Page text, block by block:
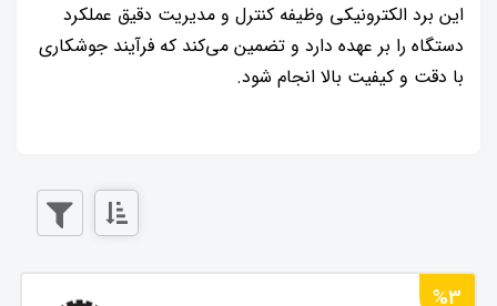
این برد الکترونیکی وظیفه کنترل و مدیریت دقیق عملکرد
دستگاه را بر عهده دارد و تضمین می‌کند که فرآیند جوشکاری
با دقت و کیفیت بالا انجام شود.
%3